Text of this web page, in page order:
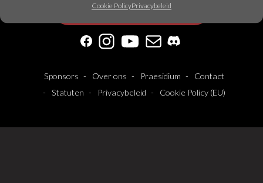
Cookie PolicyPrivacybeleid
Abonneer op onze nieuwsbrief!
Facebook
Instagram
YouTube
Mail Discord
Sponsors Over ons Praesidium
Contact
Statuten
Privacybeleid Cookie Policy (EU)